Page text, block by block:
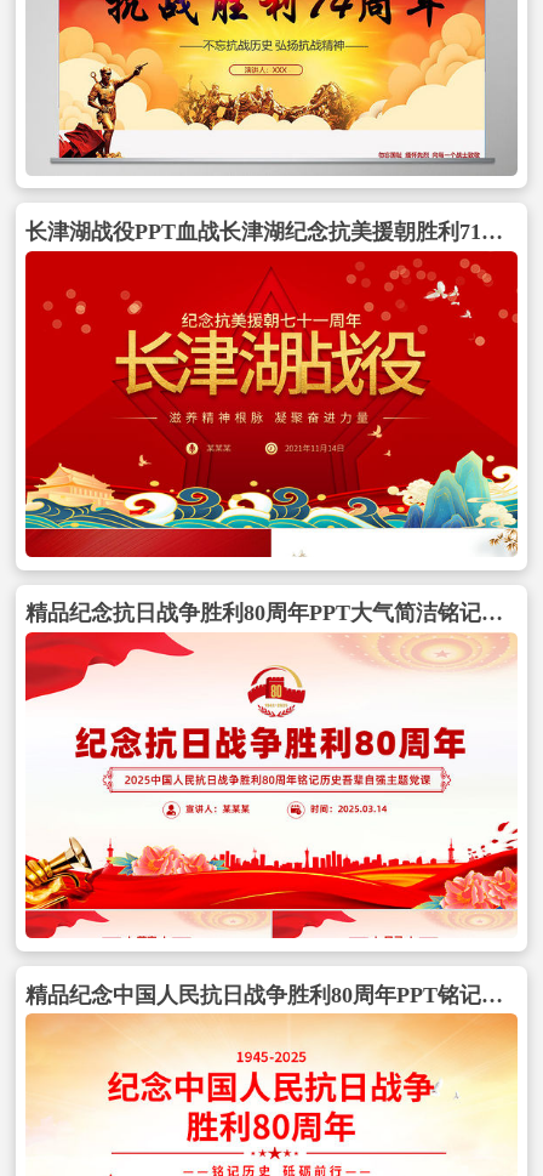
长津湖战役PPT血战长津湖纪念抗美援朝胜利71周年缅怀志愿军英雄激发奋进力量专题党课PPT包含
精品纪念抗日战争胜利80周年PPT大气简洁铭记历史吾辈自强党课下载包含
精品纪念中国人民抗日战争胜利80周年PPT铭记历史砥砺前行党课下载包含